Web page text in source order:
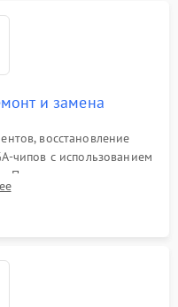
и замена
восстановление
чипов с использованием
Прошивка микросхемы
портов USB